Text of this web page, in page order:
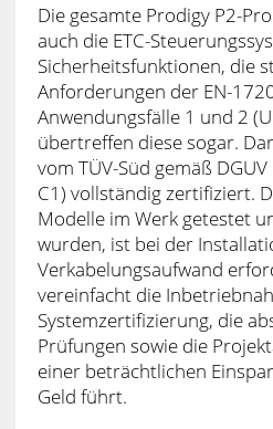
Die gesamte Prodigy P2-
auch die ETC-
Sicherheitsfunktionen, die
Anforderungen der EN-
Anwendungsfälle 1 und 2
übertreffen diese sogar.
vom TÜV-Süd gemäß
C1) vollständig zertifiziert.
Modelle im Werk getestet
wurden, ist bei der
Verkabelungsaufwand
vereinfacht die
Systemzertifizierung, die
Prüfungen sowie die
einer beträchtlichen
Geld führt.